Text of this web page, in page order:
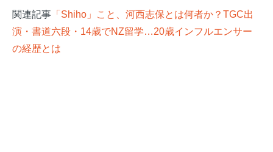
関連記事 「Shiho」こと、河西志保とは何者か？TGC出
演・書道六段・14歳でNZ留学…20歳インフルエンサー
の経歴とは